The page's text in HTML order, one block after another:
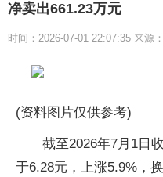
净卖出661.23万元
时间：2026-07-01 22:07:35 来源
(资料图片仅供参考)
截至2026年7月1日
于6.28元，上涨5.9%，